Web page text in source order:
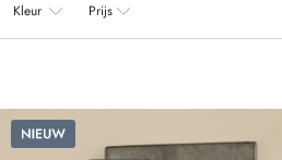
Kleur Prijs
Nieuw